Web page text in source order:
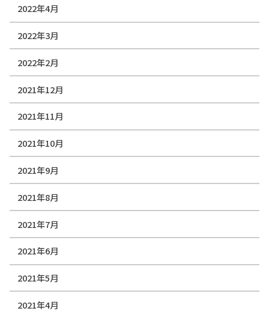
2022年4月
2022年3月
2022年2月
2021年12月
2021年11月
2021年10月
2021年9月
2021年8月
2021年7月
2021年6月
2021年5月
2021年4月